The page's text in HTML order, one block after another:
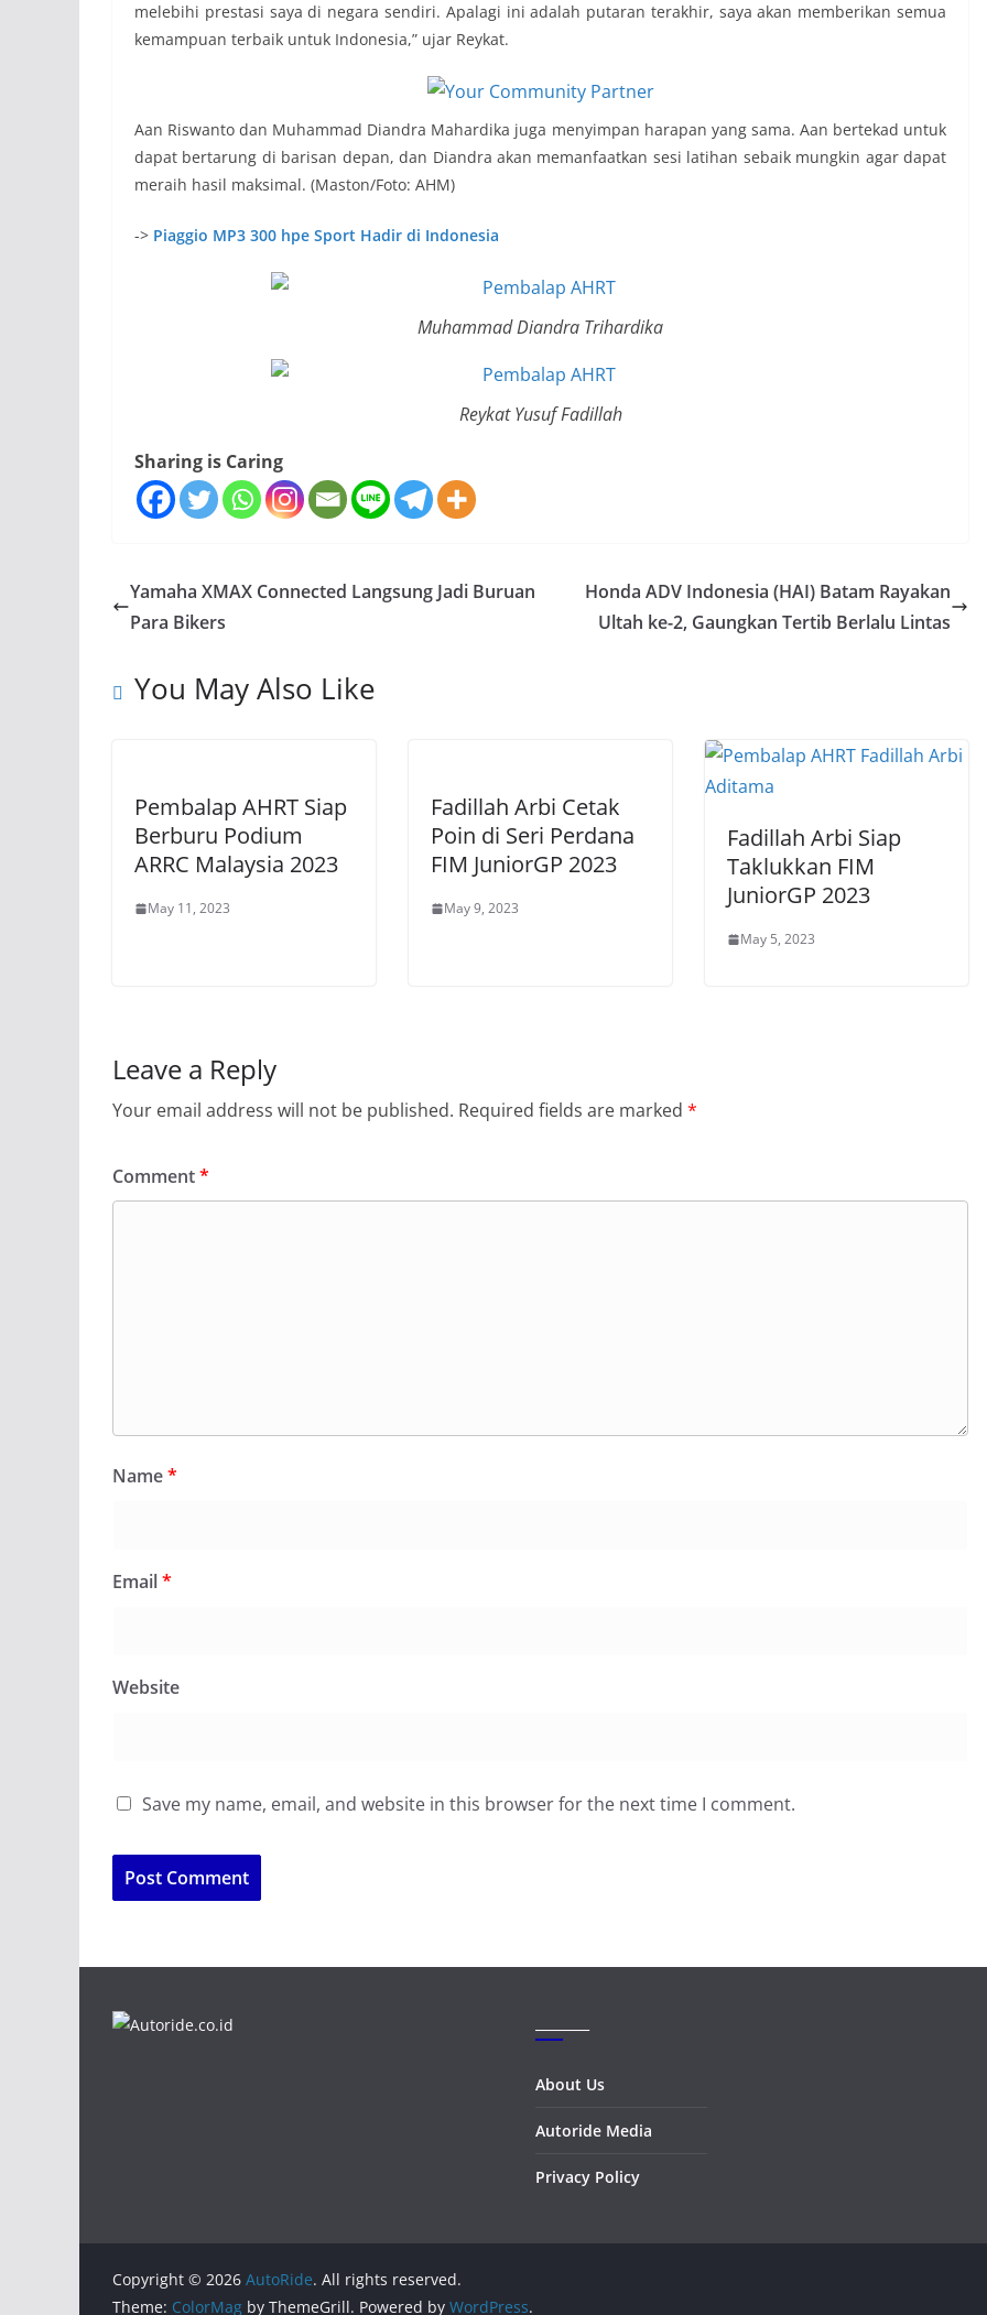
melebihi prestasi saya di negara sendiri. Apalagi ini adalah putaran terakhir, saya akan memberikan semua
kemampuan terbaik untuk Indonesia,” ujar Reykat.
Aan Riswanto dan Muhammad Diandra Mahardika juga menyimpan harapan yang sama. Aan bertekad untuk
dapat bertarung di barisan depan, dan Diandra akan memanfaatkan sesi latihan sebaik mungkin agar dapat
meraih hasil maksimal. (Maston/Foto: AHM)
-> Piaggio MP3 300 hpe Sport Hadir di Indonesia
Muhammad Diandra Trihardika
Reykat Yusuf Fadillah
Sharing is Caring
Yamaha XMAX Connected Langsung Jadi Buruan
Para Bikers
Honda ADV Indonesia (HAI) Batam Rayakan
Ultah ke-2, Gaungkan Tertib Berlalu Lintas
You May Also Like
Pembalap AHRT Siap
Berburu Podium
ARRC Malaysia 2023
May 11, 2023
Fadillah Arbi Cetak
Poin di Seri Perdana
FIM JuniorGP 2023
May 9, 2023
Fadillah Arbi Siap
Taklukkan FIM
JuniorGP 2023
May 5, 2023
Leave a Reply
Your email address will not be published. Required fields are marked *
Comment*
Name*
Email*
Website
Save my name, email, and website in this browser for the next time I comment.
About Us
Autoride Media
Privacy Policy
Copyright © 2026 AutoRide. All rights reserved.
Theme: ColorMag by ThemeGrill. Powered by WordPress.